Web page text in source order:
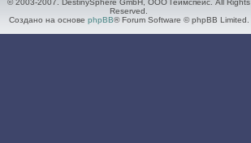
© 2003-2007. DestinySphere GmbH, ООО Геймспейс. All Rights
Reserved.
Создано на основе phpBB® Forum Software © phpBB Limited.